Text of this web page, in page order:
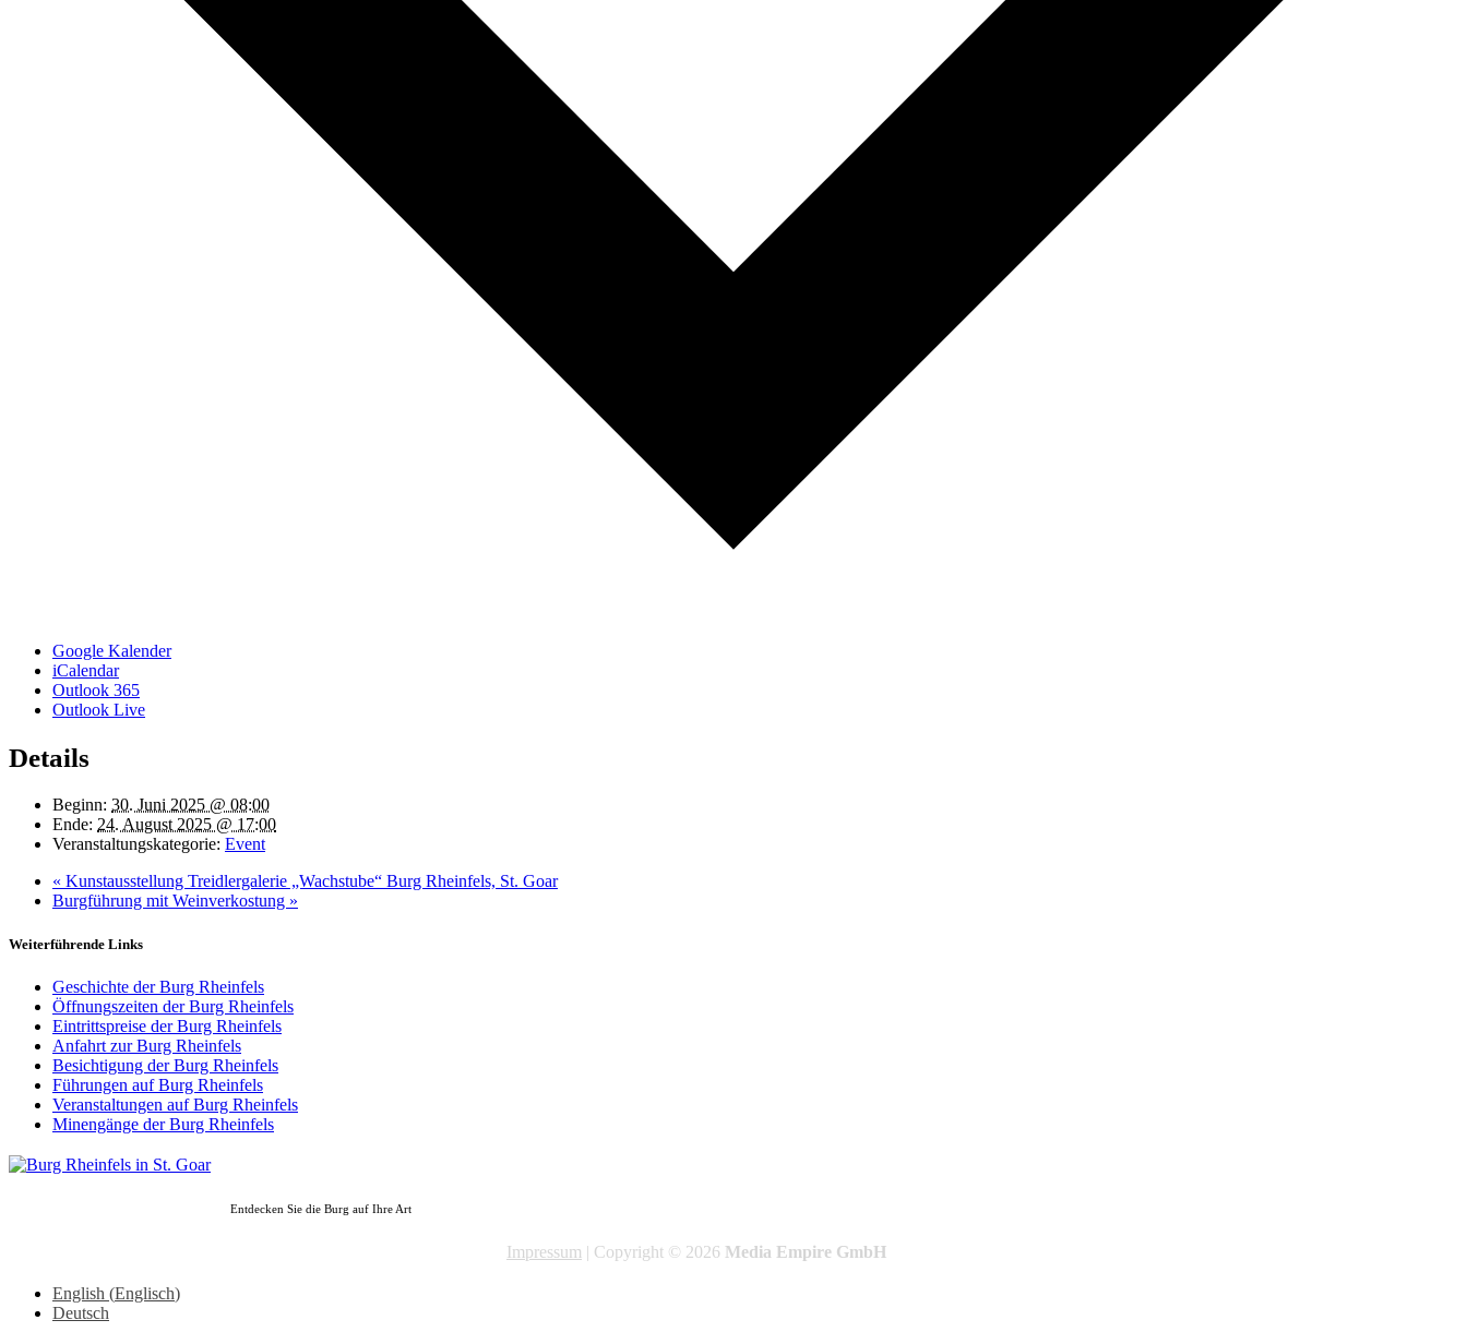
Google Kalender
iCalendar
Outlook 365
Outlook Live
Details
Beginn: 30. Juni 2025 @ 08:00
Ende: 24. August 2025 @ 17:00
Veranstaltungskategorie: Event
« Kunstausstellung Treidlergalerie „Wachstube“ Burg Rheinfels, St. Goar
Burgführung mit Weinverkostung »
Weiterführende Links
Geschichte der Burg Rheinfels
Öffnungszeiten der Burg Rheinfels
Eintrittspreise der Burg Rheinfels
Anfahrt zur Burg Rheinfels
Besichtigung der Burg Rheinfels
Führungen auf Burg Rheinfels
Veranstaltungen auf Burg Rheinfels
Minengänge der Burg Rheinfels
Entdecken Sie die Burg auf Ihre Art
Impressum | Copyright © 2026 Media Empire GmbH
English (Englisch)
Deutsch